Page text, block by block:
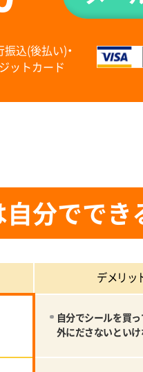
振込(後払い)・
ットカード
分ででき
デメリッ
自分でシールを買
外にださないといけ